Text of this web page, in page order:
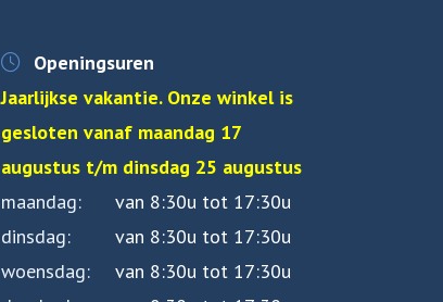
Openingsuren
Jaarlijkse vakantie. Onze winkel is
gesloten vanaf maandag 17
augustus t/m dinsdag 25 augustus
maandag
van 8:30u tot 17:30u
dinsdag
van 8:30u tot 17:30u
woensdag
van 8:30u tot 17:30u